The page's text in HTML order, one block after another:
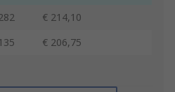
€ 214,10
€ 206,75